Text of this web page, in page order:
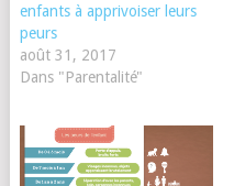
enfants à apprivoiser leurs
peurs
août 31, 2017
Dans "Parentalité"